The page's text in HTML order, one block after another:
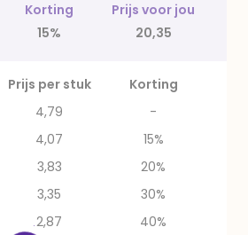
Korting
Prijs voor jou
15% 20,35
Prijs per stuk
Korting
4,79
-
4,07
15%
3,83
20%
3,35
30%
2,87 40%